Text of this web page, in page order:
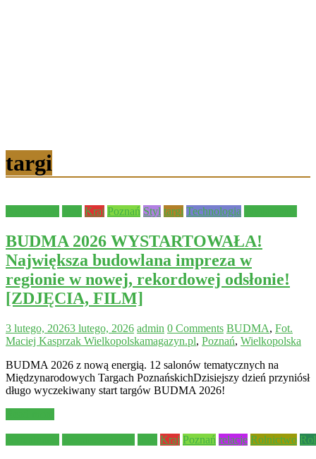
targi
Kraj Poznań Styl targi Technologia
BUDMA 2026 WYSTARTOWAŁA!
Największa budowlana impreza w
regionie w nowej, rekordowej odsłonie!
[ZDJĘCIA, FILM]
3 lutego, 20263 lutego, 2026 admin 0 Comments BUDMA, Fot.
Maciej Kasprzak Wielkopolskamagazyn.pl, Poznań, Wielkopolska
BUDMA 2026 z nową energią. 12 salonów tematycznych na
Międzynarodowych Targach PoznańskichDzisiejszy dzień przyniósł
długo wyczekiwany start targów BUDMA 2026!
Kraj Poznań relacje Rolnictwo